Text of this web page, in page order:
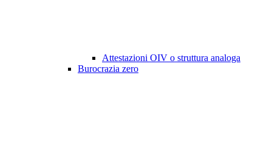
Attestazioni OIV o struttura analoga
Burocrazia zero